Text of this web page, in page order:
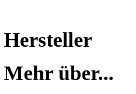
Hersteller
Mehr über...